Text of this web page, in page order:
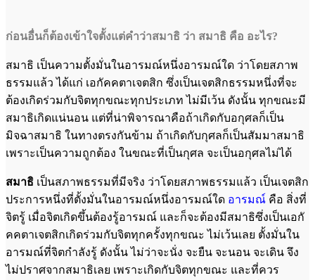
ก่อนอื่นก็ต้องเข้าใจตั้งแต่คำว่าสมาธิ ว่า สมาธิ คือ อะไร?
สมาธิ เป็นความตั้งมั่นในอารมณ์หนึ่งอารมณ์ใด ว่าโดยสภาพ
ธรรมแล้ว ได้แก่ เอกัคคตาเจตสิก ซึ่งเป็นเจตสิกธรรมหนึ่งที่จะ
ต้องเกิดร่วมกับจิตทุกขณะทุกประเภท ไม่มีเว้น ดังนั้น ทุกขณะมี
สมาธิเกิดแน่นอน แต่ที่น่าพิจารณาคือถ้าเกิดกับอกุศลก็เป็น
มิจฉาสมาธิ ในทางตรงกันข้าม ถ้าเกิดกับกุศลก็เป็นสัมมาสมาธิ
เพราะเป็นความถูกต้อง ในขณะที่เป็นกุศล จะเป็นอกุศลไม่ได้
สมาธิ เป็นสภาพธรรมที่มีจริง ว่าโดยสภาพธรรมแล้ว เป็นเจตสิก
ประการหนึ่งที่ตั้งมั่นในอารมณ์หนึ่งอารมณ์ใด อารมณ์ คือ สิ่งที่
จิตรู้ เมื่อจิตเกิดขึ้นต้องรู้อารมณ์ และก็จะต้องมีสมาธิซึ่งเป็นเอกั
คคตาเจตสิกเกิดร่วมกับจิตทุกครั้งทุกขณะ ไม่เว้นเลย ตั้งมั่นใน
อารมณ์ที่จิตกำลังรู้ ดังนั้น ไม่ว่าจะนั่ง จะยืน จะนอน จะเดิน จึง
ไม่ปราศจากสมาธิเลย เพราะเกิดกับจิตทุกขณะ และที่ควร